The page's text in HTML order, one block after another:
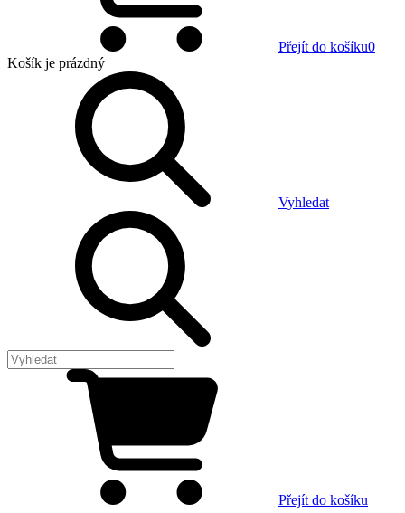
Přejít do košíku0
Košík je prázdný
Vyhledat
Přejít do košíku